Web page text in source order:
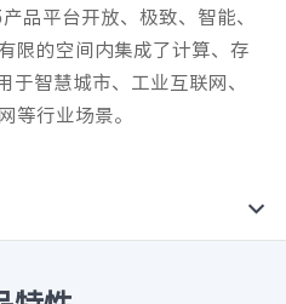
品平台开放、极致、智能、
限的空间内集成了计算、存
智慧城市、工业互联网、
等行业场景。